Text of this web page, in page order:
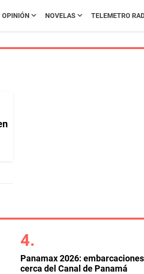
OPINIÓN NOVELAS TELEMETRO
Panamax 2026:
cerca del Canal de Panamá